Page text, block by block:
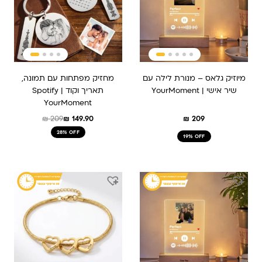
מיוזיק גלאס – מנורת לילה עם
שיר אישי | YourMoment
₪ 209
19% OFF
מחזיק מפתחות עם תמונה,
תאריך וקוד Spotify |
YourMoment
₪209₪ 149.90
28% OFF